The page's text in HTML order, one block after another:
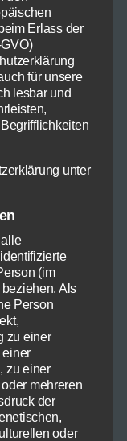
Erlass der
für unsere
lesbar und
unter
(im
Als
Person
zu einer
einer
zu einer
mehreren
der
oder